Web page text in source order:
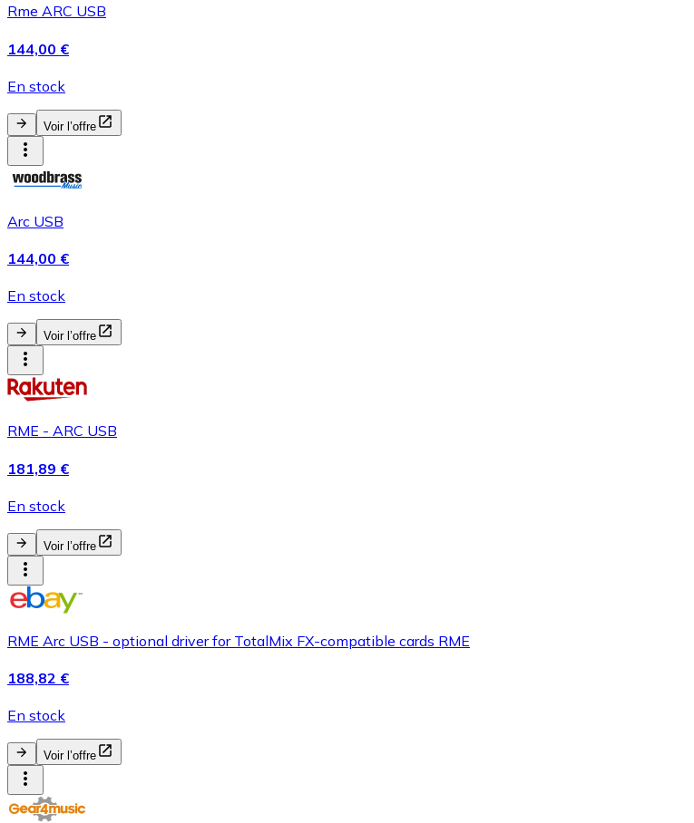
Rme ARC USB
144,00 €
En stock
Voir l’offre
Arc USB
144,00 €
En stock
Voir l’offre
RME - ARC USB
181,89 €
En stock
Voir l’offre
RME Arc USB - optional driver for TotalMix FX-compatible cards RME
188,82 €
En stock
Voir l’offre